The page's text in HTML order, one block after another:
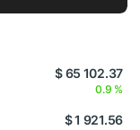
$ 65 102.37
0.9 %
$ 1 921.56